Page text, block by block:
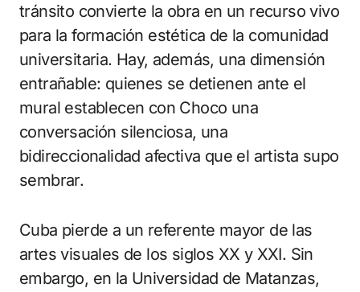
tránsito convierte la obra en un recurso vivo
para la formación estética de la comunidad
universitaria. Hay, además, una dimensión
entrañable: quienes se detienen ante el
mural establecen con Choco una
conversación silenciosa, una
bidireccionalidad afectiva que el artista supo
sembrar.
Cuba pierde a un referente mayor de las
artes visuales de los siglos XX y XXI. Sin
embargo, en la Universidad de Matanzas,